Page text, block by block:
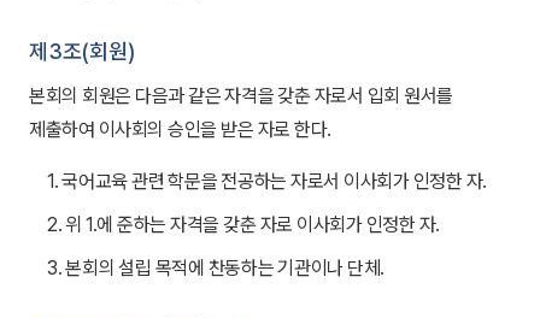
제3조(회원)
본회의 회원은 다음과 같은 자격을 갖춘 자로서 입회 원서를
제출하여 이사회의 승인을 받은 자로 한다.
1. 국어교육 관련 학문을 전공하는 자로서 이사회가 인정한 자.
2. 위 1.에 준하는 자격을 갖춘 자로 이사회가 인정한 자.
3. 본회의 설립 목적에 찬동하는 기관이나 단체.